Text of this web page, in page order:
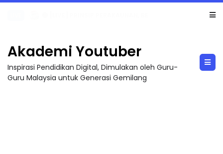
Akademi Youtuber
Inspirasi Pendidikan Digital, Dimulakan oleh Guru-
Guru Malaysia untuk Generasi Gemilang